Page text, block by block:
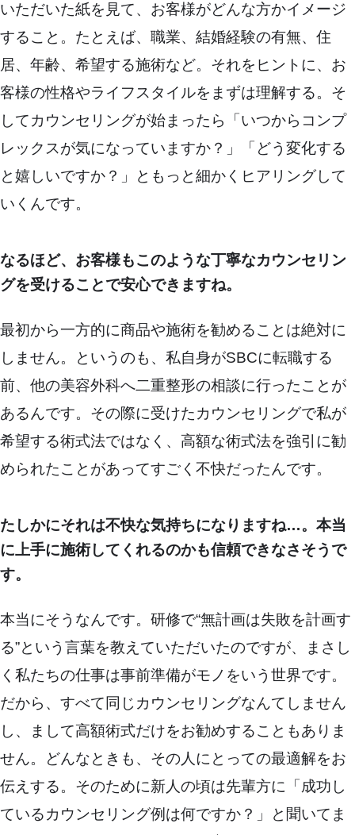
いただいた紙を見て、お客様がどんな方かイメージ
すること。たとえば、職業、結婚経験の有無、住
居、年齢、希望する施術など。それをヒントに、お
客様の性格やライフスタイルをまずは理解する。そ
してカウンセリングが始まったら「いつからコンプ
レックスが気になっていますか？」「どう変化する
と嬉しいですか？」ともっと細かくヒアリングして
いくんです。
なるほど、お客様もこのような丁寧なカウンセリン
グを受けることで安心できますね。
最初から一方的に商品や施術を勧めることは絶対に
しません。というのも、私自身がSBCに転職する
前、他の美容外科へ二重整形の相談に行ったことが
あるんです。その際に受けたカウンセリングで私が
希望する術式法ではなく、高額な術式法を強引に勧
められたことがあってすごく不快だったんです。
たしかにそれは不快な気持ちになりますね…。本当
に上手に施術してくれるのかも信頼できなさそうで
す。
本当にそうなんです。研修で“無計画は失敗を計画す
る”という言葉を教えていただいたのですが、まさし
く私たちの仕事は事前準備がモノをいう世界です。
だから、すべて同じカウンセリングなんてしません
し、まして高額術式だけをお勧めすることもありま
せん。どんなときも、その人にとっての最適解をお
伝えする。そのために新人の頃は先輩方に「成功し
ているカウンセリング例は何ですか？」と聞いてま